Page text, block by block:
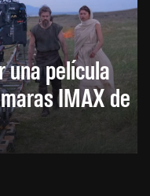
una película
IMAX de